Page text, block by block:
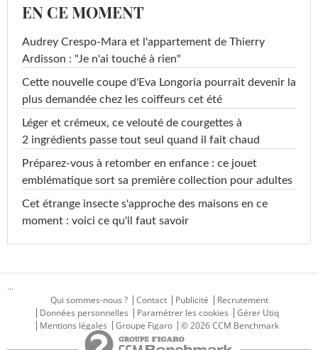
EN CE MOMENT
Audrey Crespo-Mara et l'appartement de Thierry
Ardisson : "Je n'ai touché à rien"
Cette nouvelle coupe d'Eva Longoria pourrait devenir la
plus demandée chez les coiffeurs cet été
Léger et crémeux, ce velouté de courgettes à
2 ingrédients passe tout seul quand il fait chaud
Préparez-vous à retomber en enfance : ce jouet
emblématique sort sa première collection pour adultes
Cet étrange insecte s'approche des maisons en ce
moment : voici ce qu'il faut savoir
...
Qui sommes-nous ?
Contact Publicité
Recrutement
Données personnelles
Paramétrer les cookies
Gérer Utiq
Mentions légales
Groupe Figaro © 2026 CCM Benchmark